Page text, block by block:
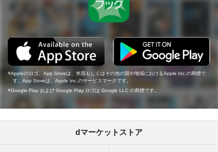
Appleのロゴ、App Storeは、米国もしくはその他の国や地域におけるApple Inc.の商標で
す。App Storeは、Apple Inc.のサービスマークです。
Google Play および Google Play ロゴは Google LLC の商標です。
dマーケットストア